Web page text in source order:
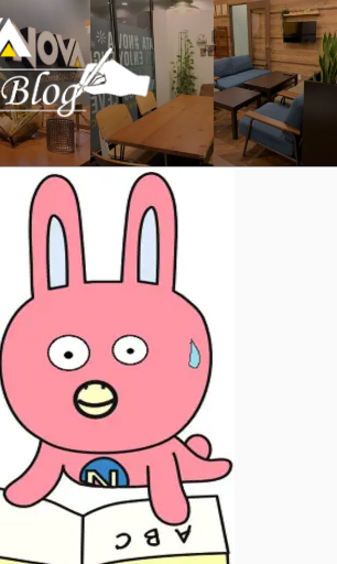
【公式】スクールブロ
話教室